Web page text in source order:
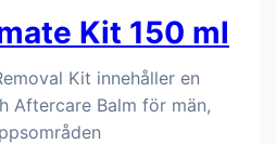
Kit 150 ml
Kit innehåller en
Aftercare Balm för män,